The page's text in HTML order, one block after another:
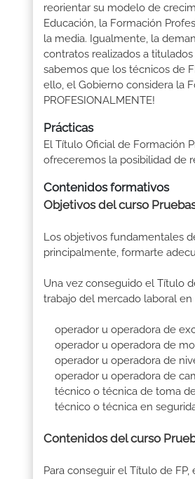
reorientar su modelo de
Educación, la Formación
la media. Igualmente, la
contratos realizados a
sabemos que los técnicos de
ello, el Gobierno considera la
PROFESIONALMENTE!
Prácticas
El Título Oficial de Formación
ofreceremos la posibilidad de
Contenidos formativos
Objetivos del curso
Los objetivos fundamentales
principalmente, formarte
Una vez conseguido el Título
trabajo del mercado laboral
operador u operadora de
operador u operadora de
operador u operadora de
operador u operadora de
técnico o técnica de toma
técnico o técnica en
Contenidos del curso
Para conseguir el Título de